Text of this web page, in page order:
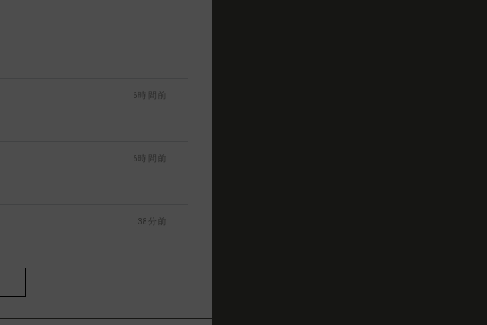
6時間前
6時間前
38分前